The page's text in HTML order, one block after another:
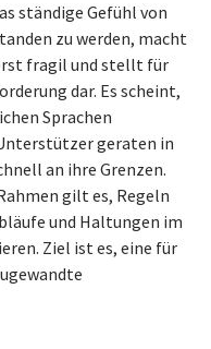
ständige Gefühl von
zu werden, macht
fragil und stellt für
dar. Es scheint,
Sprachen
geraten in
an ihre Grenzen.
gilt es, Regeln
und Haltungen im
Ziel ist es, eine für